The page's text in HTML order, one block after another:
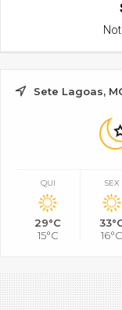
Sete Lagoas,
QUI
29°C
15°C
SEX
16°C